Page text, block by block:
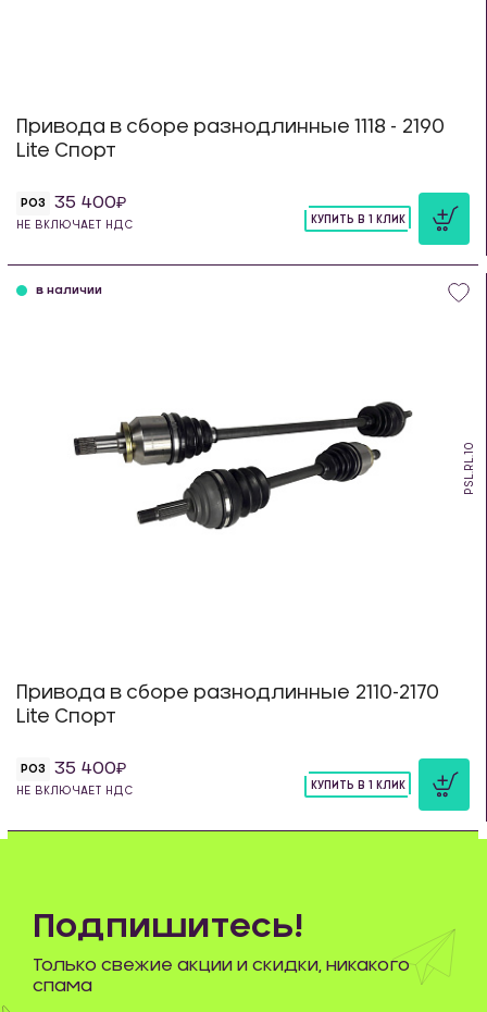
Привода в сборе разнодлинные 1118 - 2190
Lite Спорт
РОЗ 35 400
НЕ ВКЛЮЧАЕТ НДС
КУПИТЬ В 1 КЛИК
PSL.RL.10
в наличии
Привода в сборе разнодлинные 2110-2170
Lite Спорт
РОЗ 35 400
НЕ ВКЛЮЧАЕТ НДС
КУПИТЬ В 1 КЛИК
Подпишитесь!
Только свежие акции и скидки, никакого
спама